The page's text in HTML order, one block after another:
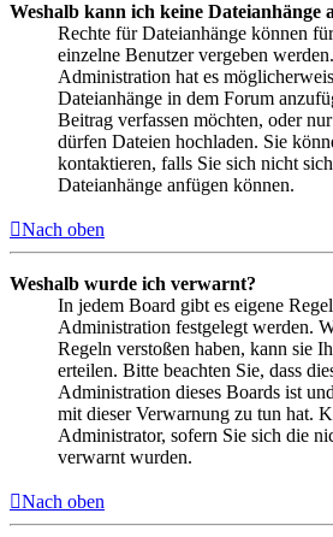
Weshalb kann ich keine Dateianhänge
Rechte für Dateianhänge können
einzelne Benutzer vergeben
Administration hat es
Dateianhänge in dem Forum
Beitrag verfassen möchten, oder
dürfen Dateien hochladen. Sie
kontaktieren, falls Sie sich nicht
Dateianhänge anfügen können.
Nach oben
Weshalb wurde ich verwarnt?
In jedem Board gibt es eigene
Administration festgelegt werden.
Regeln verstoßen haben, kann sie
erteilen. Bitte beachten Sie, dass
Administration dieses Boards ist
mit dieser Verwarnung zu tun hat.
Administrator, sofern Sie sich die
verwarnt wurden.
Nach oben